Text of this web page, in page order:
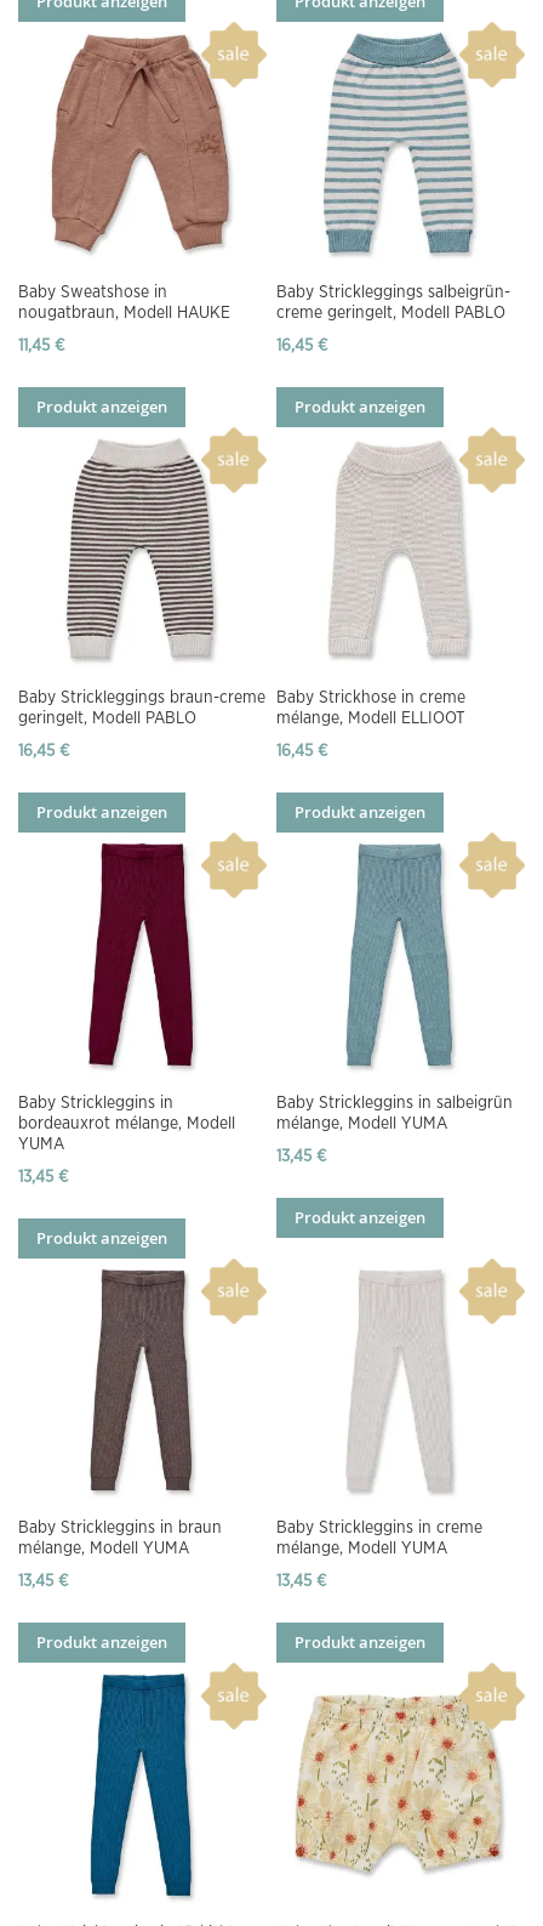
Baby Sweatshose in
nougatbraun, Modell HAUKE
11,45 €
Produkt anzeigen
Baby Strickleggings salbeigrün-
creme geringelt, Modell PABLO
16,45 €
Produkt anzeigen
Baby Strickleggings braun-creme
geringelt, Modell PABLO
16,45 €
Produkt anzeigen
Baby Strickhose in creme
mélange, Modell ELLIOOT
16,45 €
Produkt anzeigen
Baby Strickleggins in
bordeauxrot mélange, Modell
YUMA
13,45 €
Produkt anzeigen
Baby Strickleggins in salbeigrün
mélange, Modell YUMA
13,45 €
Produkt anzeigen
Baby Strickleggins in braun
mélange, Modell YUMA
13,45 €
Produkt anzeigen
Baby Strickleggins in creme
mélange, Modell YUMA
13,45 €
Produkt anzeigen